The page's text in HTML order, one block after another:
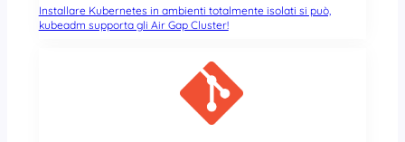
Installare Kubernetes in ambienti totalmente isolati si può,
kubeadm supporta gli Air Gap Cluster!